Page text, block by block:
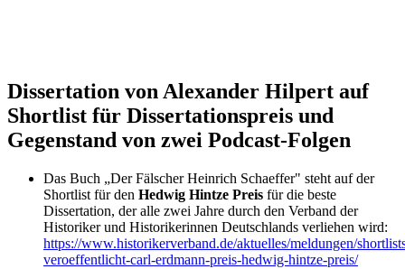
Dissertation von Alexander Hilpert auf
Shortlist für Dissertationspreis und
Gegenstand von zwei Podcast-Folgen
Das Buch „Der Fälscher Heinrich Schaeffer" steht auf der
Shortlist für den Hedwig Hintze Preis für die beste
Dissertation, der alle zwei Jahre durch den Verband der
Historiker und Historikerinnen Deutschlands verliehen wird:
https://www.historikerverband.de/aktuelles/meldungen/
veroeffentlicht-carl-erdmann-preis-hedwig-hintze-preis/